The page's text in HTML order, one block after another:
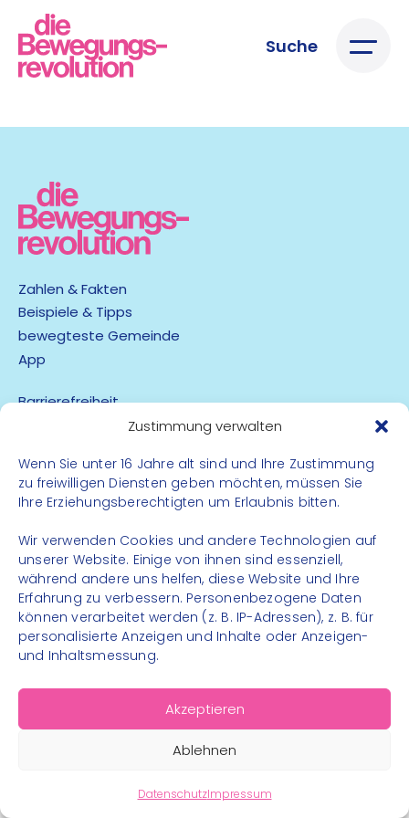
Zustimmung verwalten
Wenn Sie unter 16 Jahre alt sind und Ihre Zustimmung
zu freiwilligen Diensten geben möchten, müssen Sie
Ihre Erziehungsberechtigten um Erlaubnis bitten.
Wir verwenden Cookies und andere Technologien auf
unserer Website. Einige von ihnen sind essenziell,
während andere uns helfen, diese Website und Ihre
Erfahrung zu verbessern. Personenbezogene Daten
können verarbeitet werden (z. B. IP-Adressen), z. B. für
personalisierte Anzeigen und Inhalte oder Anzeigen-
und Inhaltsmessung.
Akzeptieren
Ablehnen
DatenschutzImpressum
Suche
Zahlen & Fakten
Beispiele & Tipps
bewegteste Gemeinde
App
Barrierefreiheit
Kontakt
Instagram
Facebook
© 2026 – Bewegungsland Steiermark gGmbH - Alle